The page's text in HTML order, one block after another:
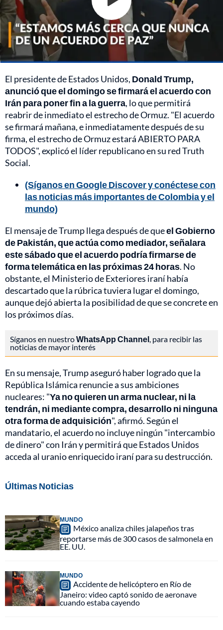
El presidente de Estados Unidos, Donald Trump,
anunció que el domingo se firmará el acuerdo con
Irán para poner fin a la guerra, lo que permitirá
reabrir de inmediato el estrecho de Ormuz. "El acuerdo
se firmará mañana, e inmediatamente después de su
firma, el estrecho de Ormuz estará ABIERTO PARA
TODOS", explicó el líder republicano en su red Truth
Social.
(Síganos en Google Discover y conéctese con
las noticias más importantes de Colombia y el
mundo)
El mensaje de Trump llega después de queel Gobierno
de Pakistán, que actúa como mediador, señalara
este sábado que el acuerdo podría firmarse de
forma telemática en las próximas 24 horas. No
obstante, el Ministerio de Exteriores iraní había
descartado que la rúbrica tuviera lugar el domingo,
aunque dejó abierta la posibilidad de que se concrete en
los próximos días.
Síganos en nuestroWhatsApp Channel , para recibir las
noticias de mayor interés
En su mensaje, Trump aseguró haber logrado que la
República Islámica renuncie a sus ambiciones
nucleares: "Ya no quieren un arma nuclear, ni la
tendrán, ni mediante compra, desarrollo ni ninguna
otra forma de adquisición", afirmó. Según el
mandatario, el acuerdo no incluye ningún "intercambio
de dinero" con Irán y permitirá que Estados Unidos
acceda al uranio enriquecido iraní para su destrucción.
Últimas Noticias
MUNDO
México analiza chiles jalapeños tras
reportarse más de 300 casos de salmonela en
EE. UU.
MUNDO
Accidente de helicóptero en Río de
Janeiro: video captó sonido de aeronave
cuando estaba cayendo